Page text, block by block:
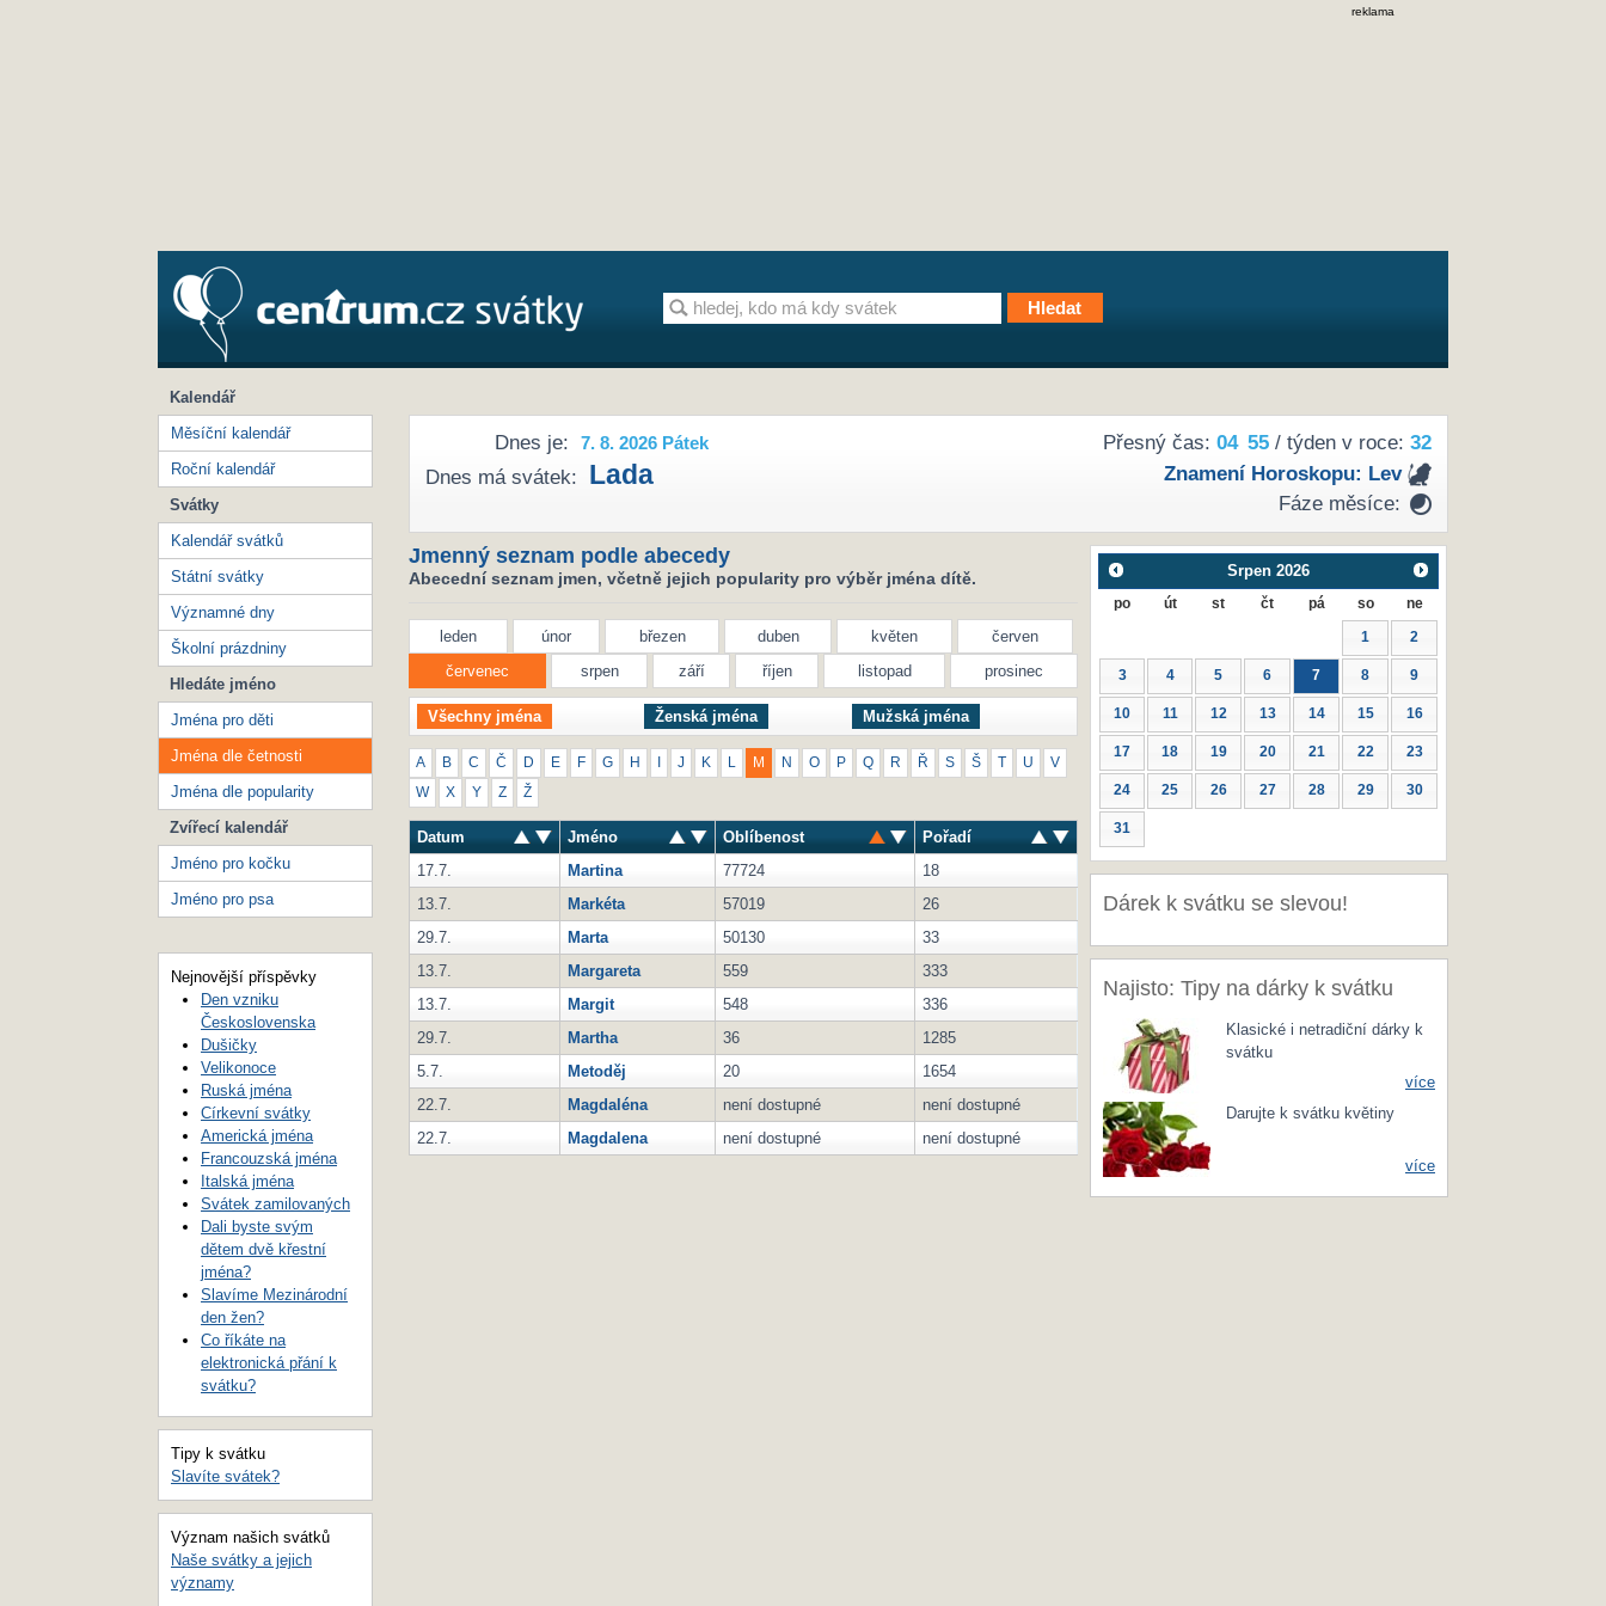
reklama
Přesný čas: 04 55/ týden v roce: 32
Znamení Horoskopu: Lev
Fáze měsíce:
Dnes je: 7. 8. 2026 Pátek
Dnes má svátek: Lada
Jmenný seznam podle abecedy
Abecední seznam jmen, včetně jejich popularity pro výběr jména dítě.
leden únor březen duben květen
červen
červenec
srpen září říjen listopad prosinec
Všechny jména Ženská jména Mužská jména
A B C Č D E F G H J K M N O P Q R Ř S Š U V
W X Y Z Ž
Datum Jméno Oblíbenost
Pořadí
17.7.
Martina 77724
18
13.7.
Markéta 57019
26
29.7.
Marta 50130
33
13.7.
Margareta 559
333
13.7.
Margit 548
336
29.7.
Martha 36
1285
5.7.
Metoděj 20
1654
22.7.
Magdaléna není dostupné
není dostupné
22.7.
Magdalena není dostupné není dostupné
Srpen 2026
po út st čt pá so ne
1 2
3 4 5 6 7 8 9
10 11 12 13 14 15 16
17 18 19 20 21 22 23
24 25 26 27 28 29 30
31
Dárek k svátku se slevou!
Najisto: Tipy na dárky k svátku
Klasické i netradiční dárky k
svátku
více
Darujte k svátku květiny
více
Kalendář
Měsíční kalendář
Roční kalendář
Svátky
Kalendář svátků
Státní svátky
Významné dny
Školní prázdniny
Hledáte jméno
Jména pro děti
Jména dle četnosti
Jména dle popularity
Zvířecí kalendář
Jméno pro kočku
Jméno pro psa
Nejnovější příspěvky
Den vzniku
Československa
Dušičky
Velikonoce
Ruská jména
Církevní svátky
Americká jména
Francouzská jména
Italská jména
Svátek zamilovaných
Dali byste svým
dětem dvě křestní
jména?
Slavíme Mezinárodní
den žen?
Co říkáte na
elektronická přání k
svátku?
Tipy k svátku
Slavíte svátek?
Význam našich svátků
Naše svátky a jejich
významy